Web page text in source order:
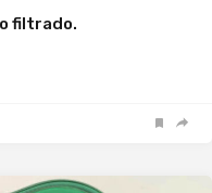
filtrado.